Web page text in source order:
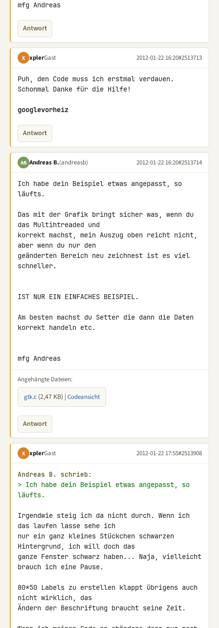
mfg Andreas
Antwort
X xplerGast 2012-01-22 16:20#2513713
Puh, den Code muss ich erstmal verdauen.
Schonmal Danke für die Hilfe!
googlevorheiz
Antwort
AB Andreas B.(andreasb) 2012-01-22 16:20#2513714
Ich habe dein Beispiel etwas angepasst, so
läufts.
Das mit der Grafik bringt sicher was, wenn du
das Multihtreaded und
korrekt machst, mein Auszug oben reicht nicht,
aber wenn du nur den
geänderten Bereich neu zeichnest ist es viel
schneller.
IST NUR EIN EINFACHES BEISPIEL.
Am besten machst du Setter die dann die Daten
korrekt handeln etc.
mfg Andreas
Angehängte Dateien:
gtk.c (2,47 KB) | Codeansicht
Antwort
X xplerGast 2012-01-22 17:55#2513908
Andreas B. schrieb:
> Ich habe dein Beispiel etwas angepasst, so
läufts.
Irgendwie steig ich da nicht durch. Wenn ich
das laufen lasse sehe ich
nur ein ganz kleines Stückchen schwarzen
Hintergrund, ich will doch das
ganze Fenster schwarz haben... Naja, vielleicht
brauch ich eine Pause.
80*50 Labels zu erstellen klappt übrigens auch
nicht wirklich, das
Ändern der Beschriftung braucht seine Zeit.